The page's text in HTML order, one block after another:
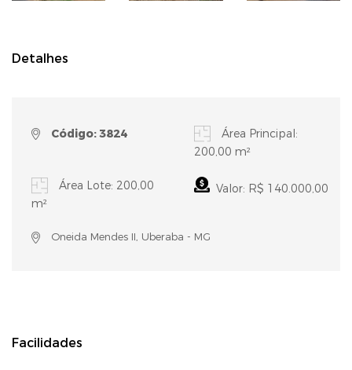
Detalhes
Código: 3824
Área Principal:
200,00 m²
Área Lote: 200,00
m²
Valor: R$ 140.000,00
Oneida Mendes II, Uberaba - MG
Facilidades